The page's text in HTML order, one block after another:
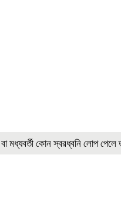
মধ্যবর্তী কোন স্বরধ্বনি লোপ পেলে